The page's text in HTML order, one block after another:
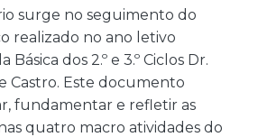
surge no seguimento do
realizado no ano letivo
Básica dos 2.º e 3.º Ciclos Dr.
Castro. Este documento
fundamentar e refletir as
quatro macro atividades do